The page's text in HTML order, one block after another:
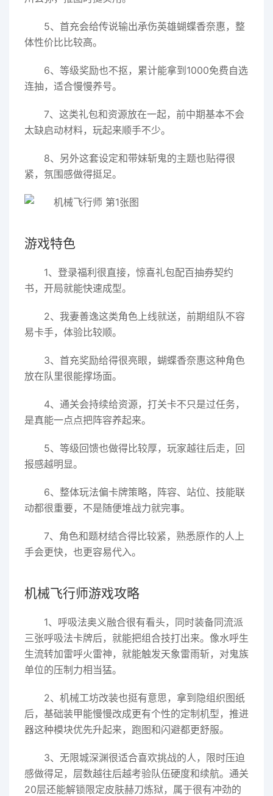
5、首充会给传说输出承伤英雄蝴蝶香奈惠，整
体性价比比较高。
6、等级奖励也不抠，累计能拿到1000免费自选
连抽，适合慢慢养号。
7、这类礼包和资源放在一起，前中期基本不会
太缺启动材料，玩起来顺手不少。
8、另外这套设定和带妹斩鬼的主题也贴得很
紧，氛围感做得挺足。
游戏特色
1、登录福利很直接，惊喜礼包配百抽券契约
书，开局就能快速成型。
2、我妻善逸这类角色上线就送，前期组队不容
易卡手，体验比较顺。
3、首充奖励给得很亮眼，蝴蝶香奈惠这种角色
放在队里很能撑场面。
4、通关会持续给资源，打关卡不只是过任务，
是真能一点点把阵容养起来。
5、等级回馈也做得比较厚，玩家越往后走，回
报感越明显。
6、整体玩法偏卡牌策略，阵容、站位、技能联
动都很重要，不是随便堆战力就完事。
7、角色和题材结合得比较紧，熟悉原作的人上
手会更快，也更容易代入。
机械飞行师游戏攻略
1、呼吸法奥义融合很有看头，同时装备同流派
三张呼吸法卡牌后，就能把组合技打出来。像水呼生
生流转加雷呼火雷神，就能触发天象雷雨斩，对鬼族
单位的压制力相当猛。
2、机械工坊改装也挺有意思，拿到隐组织图纸
后，基础装甲能慢慢改成更有个性的定制机型，推进
器这种模块优先升起来，跑图和闪避都更舒服。
3、无限城深渊很适合喜欢挑战的人，限时压迫
感做得足，层数越往后越考验队伍硬度和续航。通关
20层还能解锁限定皮肤赫刀炼狱，属于很有冲劲的